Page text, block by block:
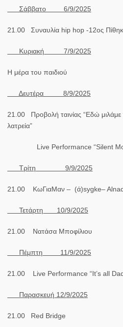
Σάββατο 6/9/2025
21.00 Συναυλία hip hop -12ος
Κυριακή 7/9/2025
Η μέρα του παιδιού
Δευτέρα 8/9/2025
21.00 Προβολή ταινίας “Εδώ μιλάμε
λατρεία”
Live Performance “Silent
Τρίτη 9/9/2025
21.00 ΚωΓιαΜαν – (ά)sygke–
Τετάρτη 10/9/2025
21. 00 Νατάσα Μποφίλιου
Πέμπτη 11/9/2025
21.00 Live Performance “It’s all
Παρασκευή 12/9/2025
21.00 Red Bridge